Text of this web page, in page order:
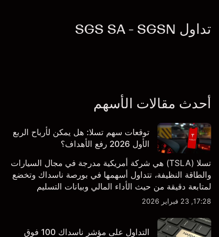
تداول SGS SA - SGSN
أحدث مقالات الأسهم
توقعات سهم تسلا: هل يمكن لأرباح الربع
الأول 2026 رفع الأهداف؟
تسلا (TSLA) هي شركة أمريكية مدرجة في مجال السيارات
والطاقة النظيفة، تتداول أسهمها في بورصة ناسداك وتخضع
لمتابعة دقيقة من حيث الأداء المالي وبيانات التسليم
والتطورات في التكنولوجيا والتصنيع. استكشف أهداف أسعار
17:28, 23 فبراير 2026
التداول على مؤشر ناسداك 100 فوق